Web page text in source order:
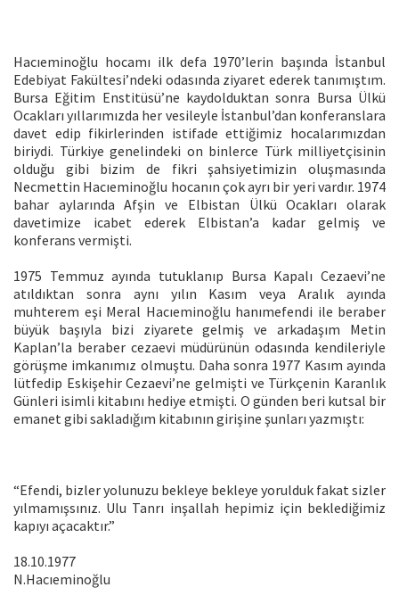
Hacıeminoğlu hocamı ilk defa 1970’lerin başında İstanbul
Edebiyat Fakültesi’ndeki odasında ziyaret ederek tanımıştım.
Bursa Eğitim Enstitüsü’ne kaydolduktan sonra Bursa Ülkü
Ocakları yıllarımızda her vesileyle İstanbul’dan konferanslara
davet edip fikirlerinden istifade ettiğimiz hocalarımızdan
biriydi. Türkiye genelindeki on binlerce Türk milliyetçisinin
olduğu gibi bizim de fikri şahsiyetimizin oluşmasında
Necmettin Hacıeminoğlu hocanın çok ayrı bir yeri vardır. 1974
bahar aylarında Afşin ve Elbistan Ülkü Ocakları olarak
davetimize icabet ederek Elbistan’a kadar gelmiş ve
konferans vermişti.
1975 Temmuz ayında tutuklanıp Bursa Kapalı Cezaevi’ne
atıldıktan sonra aynı yılın Kasım veya Aralık ayında
muhterem eşi Meral Hacıeminoğlu hanımefendi ile beraber
büyük başıyla bizi ziyarete gelmiş ve arkadaşım Metin
Kaplan’la beraber cezaevi müdürünün odasında kendileriyle
görüşme imkanımız olmuştu. Daha sonra 1977 Kasım ayında
lütfedip Eskişehir Cezaevi’ne gelmişti ve Türkçenin Karanlık
Günleri isimli kitabını hediye etmişti. O günden beri kutsal bir
emanet gibi sakladığım kitabının girişine şunları yazmıştı:
“Efendi, bizler yolunuzu bekleye bekleye yorulduk fakat sizler
yılmamışsınız. Ulu Tanrı inşallah hepimiz için beklediğimiz
kapıyı açacaktır.”
18.10.1977
N.Hacıeminoğlu